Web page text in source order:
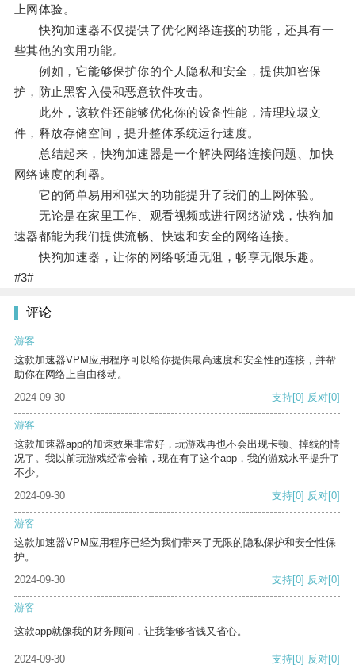
上网体验。
快狗加速器不仅提供了优化网络连接的功能，还具有一
些其他的实用功能。
例如，它能够保护你的个人隐私和安全，提供加密保
护，防止黑客入侵和恶意软件攻击。
此外，该软件还能够优化你的设备性能，清理垃圾文
件，释放存储空间，提升整体系统运行速度。
总结起来，快狗加速器是一个解决网络连接问题、加快
网络速度的利器。
它的简单易用和强大的功能提升了我们的上网体验。
无论是在家里工作、观看视频或进行网络游戏，快狗加
速器都能为我们提供流畅、快速和安全的网络连接。
快狗加速器，让你的网络畅通无阻，畅享无限乐趣。
#3#
评论
游客
这款加速器VPM应用程序可以给你提供最高速度和安全性的连接，并帮
助你在网络上自由移动。
2024-09-30
支持[0] 反对[0]
游客
这款加速器app的加速效果非常好，玩游戏再也不会出现卡顿、掉线的情
况了。我以前玩游戏经常会输，现在有了这个app，我的游戏水平提升了
不少。
2024-09-30
支持[0] 反对[0]
游客
这款加速器VPM应用程序已经为我们带来了无限的隐私保护和安全性保
护。
2024-09-30
支持[0] 反对[0]
游客
这款app就像我的财务顾问，让我能够省钱又省心。
2024-09-30 支持[0] 反对[0]